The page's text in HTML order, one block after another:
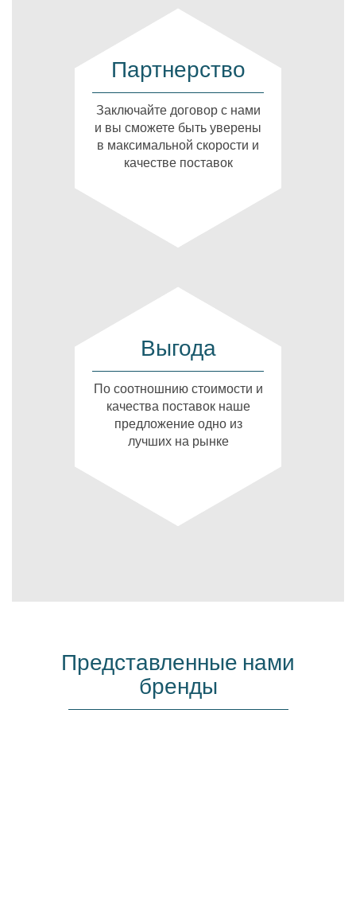
Партнерство
Заключайте договор с нами
и вы сможете быть уверены
в максимальной скорости и
качестве поставок
Выгода
По соотношнию стоимости и
качества поставок наше
предложение одно из
лучших на рынке
Представленные нами
бренды